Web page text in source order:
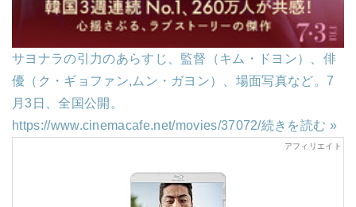
サヨナラの引力のあらすじ、監督（キム・ドヨン）、俳
優（ク・ギョファン,ムン・ガヨン）、場面写真など。7
月3日、全国公開。
https://www.cinemacafe.net/movies/37072/続きを読む »